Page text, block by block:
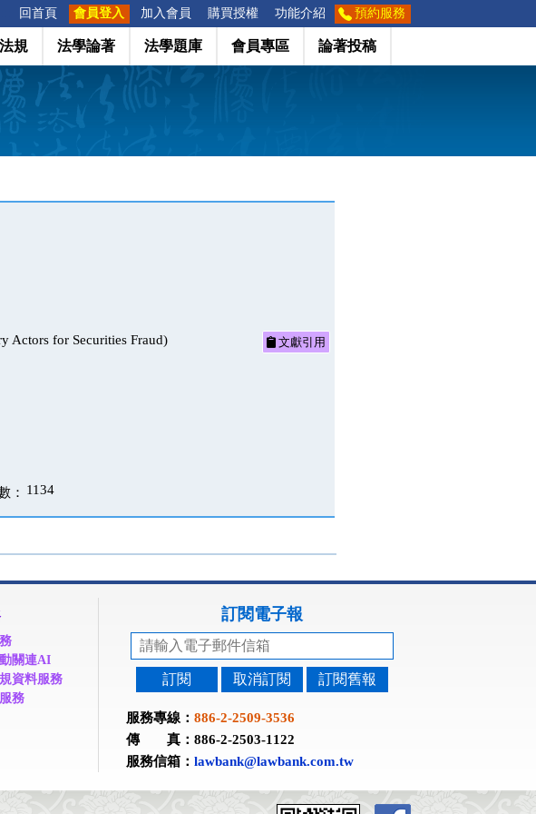
回首頁 會員登入 加入會員 購買授權 功能介紹 預約服務
規 法學論著 法學題庫 會員專區 論著投稿
Actors for Securities Fraud) 文獻引用
： 1134
關連AI
資料服務
務
訂閱電子報
訂閱 取消訂閱 訂閱舊報
服務專線： 886-2-2509-3536
傳 真：886-2-2503-1122
服務信箱： lawbank@lawbank.com.tw